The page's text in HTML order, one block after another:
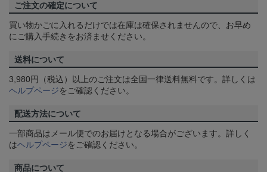
ご注文の確定について
買い物かごに入れるだけでは在庫は確保されませんので、お早め
にご購入手続きをお済ませください。
送料について
3,980円（税込）以上のご注文は全国一律送料無料です。詳しくは
ヘルプページをご確認ください。
配送方法について
一部商品はメール便でのお届けとなる場合がございます。詳しく
はヘルプページをご確認ください。
商品について